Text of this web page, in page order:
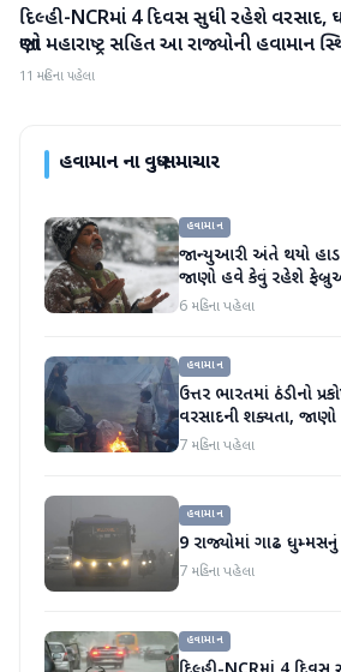
હવામાન
દિલ્હી-NCRમાં 4 દિવસ સુધી રહેશે
જાણો મહારાષ્ટ્ર સહિત આ રાજ્યોની હવામાન
11 મહિના પહેલા
હવામાનના વધુ સમાચાર
હવામાન
જાન્યુઆરી અંતે થયો
જાણો હવે કેવું રહેશે
6 મહિના પહેલા
હવામાન
ઉત્તર ભારતમાં ઠંડીનો
વરસાદની શક્યતા, જાણો
હવામાનની આગાહી
7 મહિના પહેલા
હવામાન
9 રાજ્યોમાં ગાઢ
7 મહિના પહેલા
હવામાન